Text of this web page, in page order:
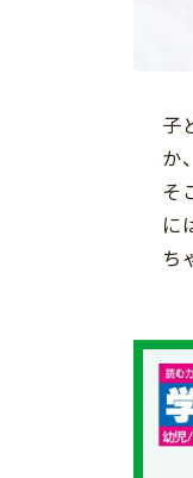
子
か
そ
に
ち